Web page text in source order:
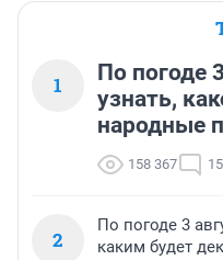
1
По погоде
узнать,
народные
158 367 15
2
По погоде 3
каким будет